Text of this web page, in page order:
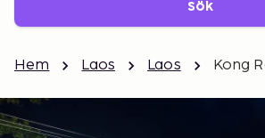
Sök
Hem Laos Laos Kong